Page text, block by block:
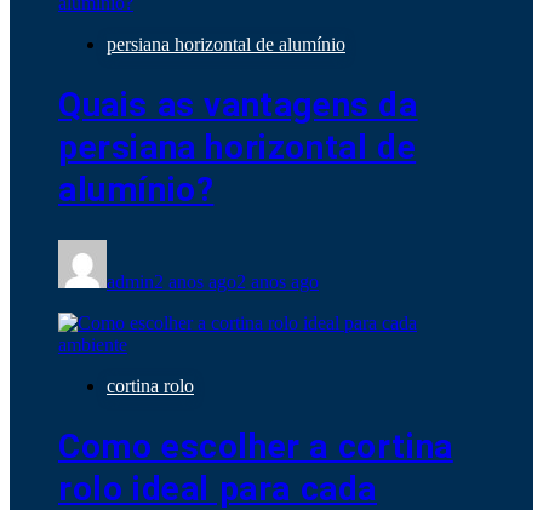
persiana horizontal de alumínio
Quais as vantagens da
persiana horizontal de
alumínio?
admin2 anos ago2 anos ago
cortina rolo
Como escolher a cortina
rolo ideal para cada